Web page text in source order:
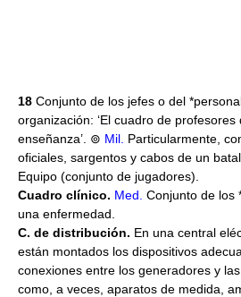
18 Conjunto de los jefes o del
organización: ‘El cuadro de
enseñanza’. ⊚ Mil. Particularmente,
oficiales, sargentos y cabos de un
Equipo (conjunto de jugadores).
Cuadro clínico. Med. Conjunto de los
una enfermedad.
C. de distribución. En una central
están montados los dispositivos
conexiones entre los generadores y
como, a veces, aparatos de medida,